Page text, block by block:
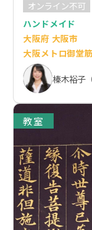
オンライン不可
ハンドメイド
大阪府 大阪市
大阪メトロ御堂
榛木裕子
教室